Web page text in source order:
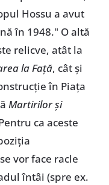
Hossu a avut
în 1948." O altă
relicve, atât la
la Față, cât și
în Piața
Martirilor și
ca aceste
vor face racle
întâi (spre ex.